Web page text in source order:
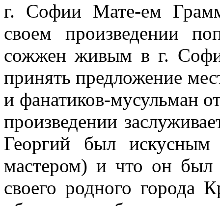
г. Софии Мате-ем
своем произведении
сожжен живым в г.
принять предложение
и фанатиков-мусульман
произведе­нии
Георгий был искус­ным
мастером) и что он
своего родного города